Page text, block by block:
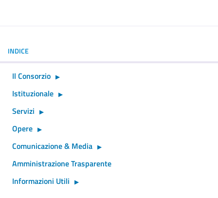
INDICE
Il Consorzio
Istituzionale
Servizi
Opere
Comunicazione & Media
Amministrazione Trasparente
Informazioni Utili